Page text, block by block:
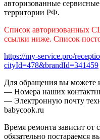
авторизованные
территории РФ.
Список авторизованных
ссылки ниже. Список
https://my-service.pro/
cityId=478&brandId=341459
Для обращения вы можете
— Номера наших
— Электронную почту
babycook.ru
Время ремонта зависит
обязательно постараемся